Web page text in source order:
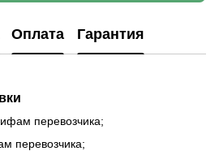
Оплата Гарантия
перевозчика;
перевозчика;